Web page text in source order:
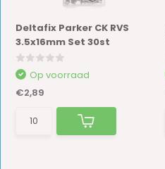
Deltafix Parker CK RVS
3.5x16mm Set 30st
Op voorraad
€2,89